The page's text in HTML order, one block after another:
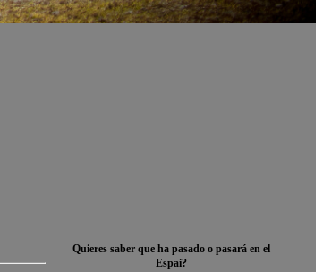
Quieres saber que ha pasado o pasará en el
Espai?